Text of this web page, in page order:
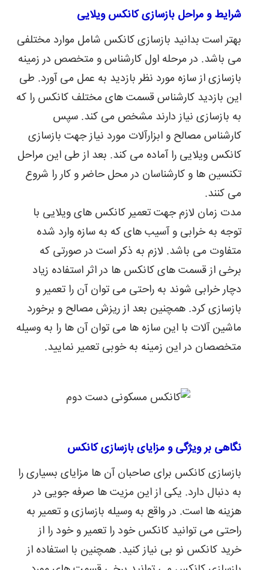
شرایط و مراحل بازسازی کانکس ویلایی
بهتر است بدانید بازسازی کانکس شامل موارد مختلفی
می باشد. در مرحله اول کارشناس و متخصص در زمینه
بازسازی از سازه مورد نظر بازدید به عمل می آورد. طی
این بازدید کارشناس قسمت های مختلف کانکس را که
به بازسازی نیاز دارند مشخص می کند. سپس
کارشناس مصالح و ابزارآلات مورد نیاز جهت بازسازی
کانکس ویلایی را آماده می کند. بعد از طی این مراحل
تکنسین ها و کارشناسان در محل حاضر و کار را شروع
می کنند.
مدت زمان لازم جهت تعمیر کانکس های ویلایی با
توجه به خرابی و آسیب های که به سازه وارد شده
متفاوت می باشد. لازم به ذکر است در صورتی که
برخی از قسمت های کانکس ها در اثر استفاده زیاد
دچار خرابی شوند به راحتی می توان آن را تعمیر و
بازسازی کرد. همچنین بعد از ریزش مصالح و برخورد
ماشین آلات با این سازه ها می توان آن ها را به وسیله
متخصصان در این زمینه به خوبی تعمیر نمایید.
نگاهی بر ویژگی و مزایای بازسازی کانکس
بازسازی کانکس برای صاحبان آن ها مزایای بسیاری را
به دنبال دارد. یکی از این مزیت ها صرفه جویی در
هزینه ها است. در واقع به وسیله بازسازی و تعمیر به
راحتی می توانید کانکس خود را تعمیر و خود را از
خرید کانکس نو بی نیاز کنید. همچنین با استفاده از